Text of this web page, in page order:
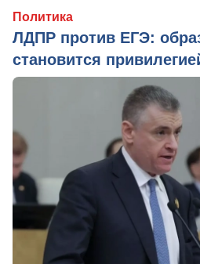
Политика
ЛДПР против ЕГЭ:
становится